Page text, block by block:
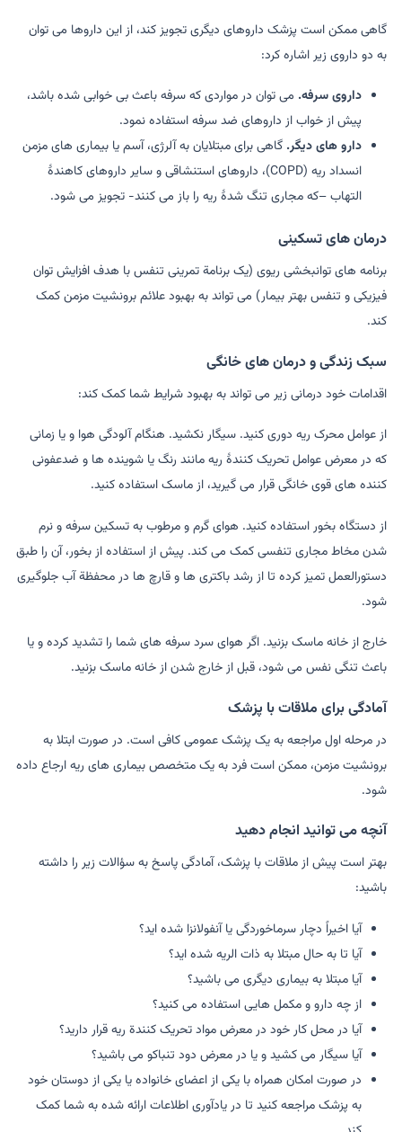
گاهی ممکن است پزشک داروهای دیگری تجویز کند، از این داروها می توان
به دو داروی زیر اشاره کرد:
داروی سرفه. می توان در مواردی که سرفه باعث بی خوابی شده باشد،
پیش از خواب از داروهای ضد سرفه استفاده نمود.
دارو های دیگر. گاهی برای مبتلایان به آلرژی، آسم یا بیماری های مزمن
انسداد ریه (COPD)، داروهای استنشاقی و سایر داروهای کاهندۀ
التهاب –که مجاری تنگ شدۀ ریه را باز می کنند- تجویز می شود.
درمان های تسکینی
برنامه های توانبخشی ریوی (یک برنامة تمرینی تنفس با هدف افزایش توان
فیزیکی و تنفس بهتر بیمار) می تواند به بهبود علائم برونشیت مزمن کمک
کند.
سبک زندگی و درمان های خانگی
اقدامات خود درمانی زیر می تواند به بهبود شرایط شما کمک کند:
از عوامل محرک ریه دوری کنید. سیگار نکشید. هنگام آلودگی هوا و یا زمانی
که در معرض عوامل تحریک کنندۀ ریه مانند رنگ یا شوینده ها و ضدعفونی
کننده های قوی خانگی قرار می گیرید، از ماسک استفاده کنید.
از دستگاه بخور استفاده کنید. هوای گرم و مرطوب به تسکین سرفه و نرم
شدن مخاط مجاری تنفسی کمک می کند. پیش از استفاده از بخور، آن را طبق
دستورالعمل تمیز کرده تا از رشد باکتری ها و قارچ ها در محفظة آب جلوگیری
شود.
خارج از خانه ماسک بزنید. اگر هوای سرد سرفه های شما را تشدید کرده و یا
باعث تنگی نفس می شود، قبل از خارج شدن از خانه ماسک بزنید.
آمادگی برای ملاقات با پزشک
در مرحله اول مراجعه به یک پزشک عمومی کافی است. در صورت ابتلا به
برونشیت مزمن، ممکن است فرد به یک متخصص بیماری های ریه ارجاع داده
شود.
آنچه می توانید انجام دهید
بهتر است پیش از ملاقات با پزشک، آمادگی پاسخ به سؤالات زیر را داشته
باشید:
آیا اخیراً دچار سرماخوردگی یا آنفولانزا شده اید؟
آیا تا به حال مبتلا به ذات الریه شده اید؟
آیا مبتلا به بیماری دیگری می باشید؟
از چه دارو و مکمل هایی استفاده می کنید؟
آیا در محل کار خود در معرض مواد تحریک کنندة ریه قرار دارید؟
آیا سیگار می کشید و یا در معرض دود تنباکو می باشید؟
در صورت امکان همراه با یکی از اعضای خانواده یا یکی از دوستان خود
به پزشک مراجعه کنید تا در یادآوری اطلاعات ارائه شده به شما کمک